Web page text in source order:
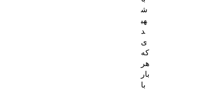
ش
هی
د
ی
که
هر
بار
با